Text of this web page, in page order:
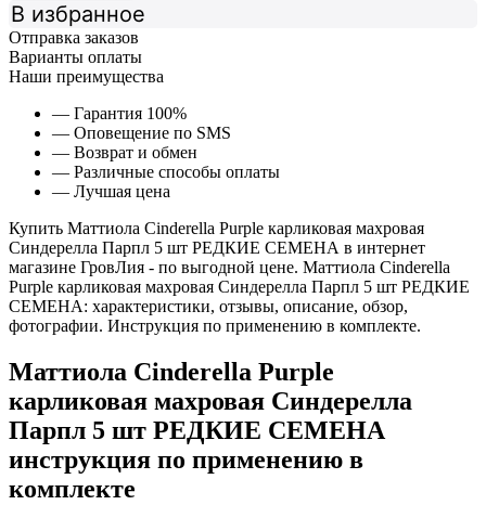
В избранное
Отправка заказов
Варианты оплаты
Наши преимущества
— Гарантия 100%
— Оповещение по SMS
— Возврат и обмен
— Различные способы оплаты
— Лучшая цена
Купить Маттиола Cinderella Purple карликовая махровая
Синдерелла Парпл 5 шт РЕДКИЕ СЕМЕНА в интернет
магазине ГровЛия - по выгодной цене. Маттиола Cinderella
Purple карликовая махровая Синдерелла Парпл 5 шт РЕДКИЕ
СЕМЕНА: характеристики, отзывы, описание, обзор,
фотографии. Инструкция по применению в комплекте.
Маттиола Cinderella Purple
карликовая махровая Синдерелла
Парпл 5 шт РЕДКИЕ СЕМЕНА
инструкция по применению в
комплекте